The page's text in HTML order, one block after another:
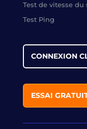
Test de vitesse du
Test Ping
CONNEXION
ESSAI